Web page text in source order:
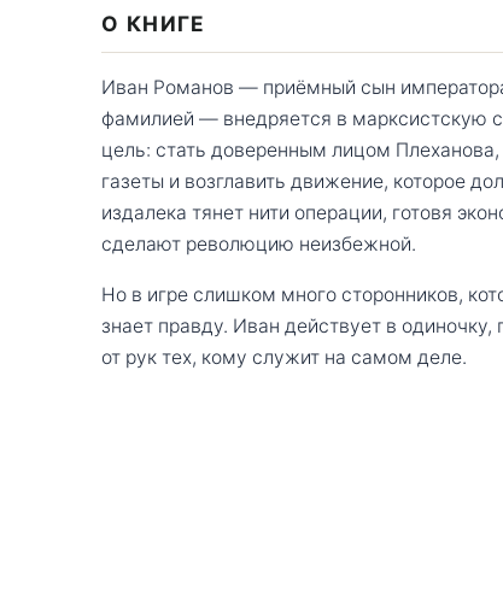
О КНИГЕ
Иван Романов — приёмный сын
фамилией — внедряется в марксистскую
цель: стать доверенным лицом
газеты и возглавить движение, которое
издалека тянет нити операции, готовя
сделают революцию неизбежной.
Но в игре слишком много сторонников,
знает правду. Иван действует в
от рук тех, кому служит на самом деле.